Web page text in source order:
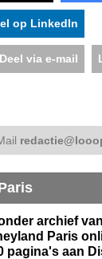
op LinkedIn
Deel via e-mail
archief
Paris
pagina's aan